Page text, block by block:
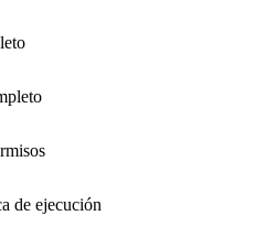
de ejecución